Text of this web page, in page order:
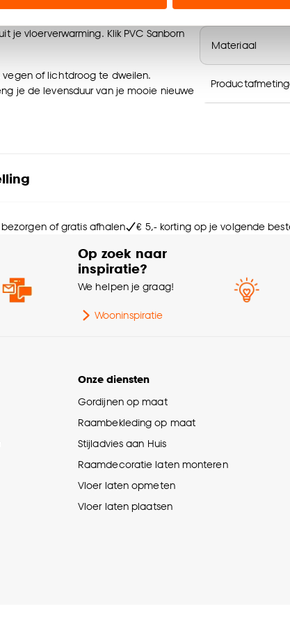
van alle cookies, of klik op ‘weigeren’ om
er ook voor kiezen om bepaalde cookies wel of
nog kan aanpassen, bekijk hiervoor onze
maar ook in natte ruimtes
met vloerverwarming en
je vloerverwarming. Klik PVC Sanborn
vegen of lichtdroog te dweilen.
je de levensduur van je mooie nieuwe
aan elkaar. De vloer heeft een
hoeft te leggen. Wil je je vloer
ruimte inmeten en je graag informeren
Kleur
Materiaal
Geschikt voor
Gebruiksklasse
of gratis afhalen € 5,- korting op je volgende
Op zoek naar
inspiratie?
We helpen je graag!
Wooninspiratie
Onze diensten
Gordijnen op maat
Raambekleding op maat
Stijladvies aan Huis
Raamdecoratie laten monteren
Vloer laten opmeten
Vloer laten plaatsen